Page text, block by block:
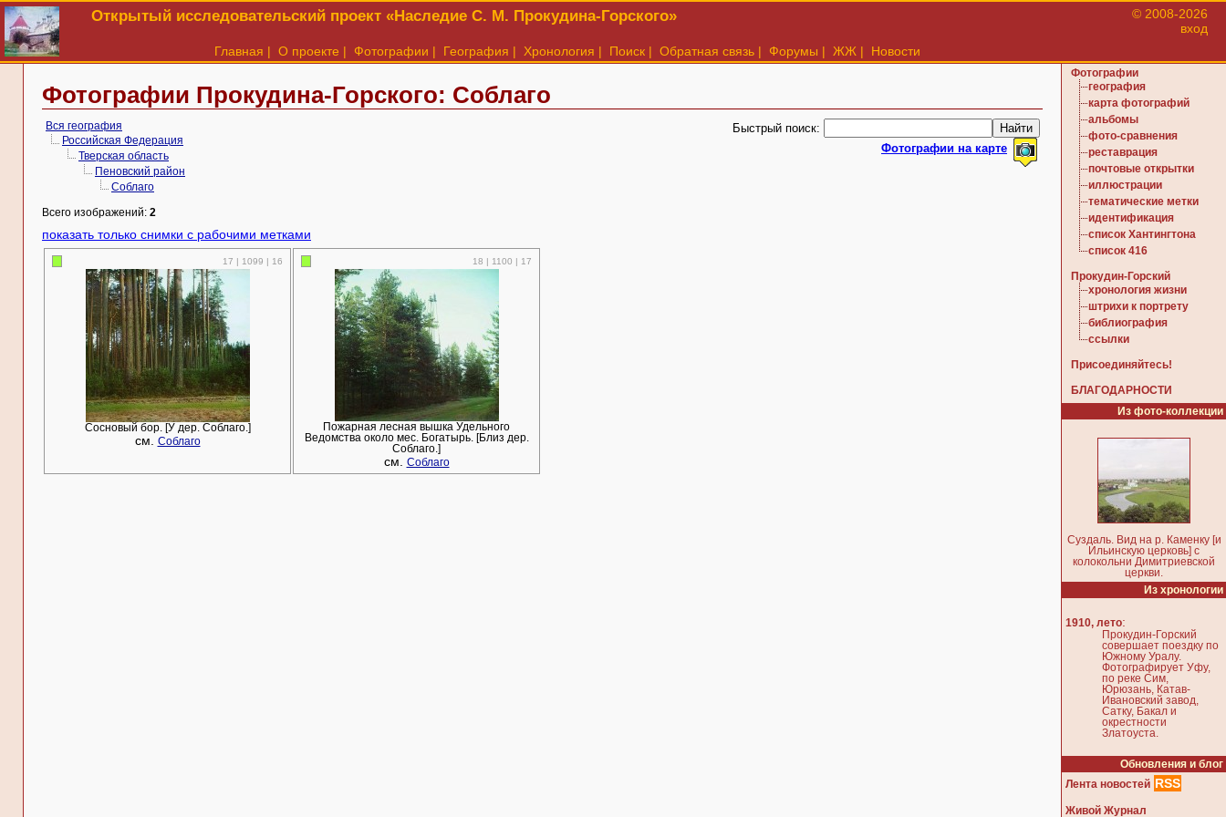
Открытый исследовательский проект «Наследие С. М. Прокудина-Горского»
© 2008-2026
вход
Главная | О проекте | Фотографии | География | Хронология | Поиск | Обратная связь | Форумы | ЖЖ | Новости
Фотографии Прокудина-Горского: Соблаго
Вся география
Российская Федерация
Тверская область
Пеновский район
Соблаго
Быстрый поиск:
Фотографии на карте
Всего изображений: 2
показать только снимки с рабочими метками
17 | 1099 | 16
Сосновый бор. [У дер. Соблаго.]
см. Соблаго
18 | 1100 | 17
Пожарная лесная вышка Удельного
Ведомства около мес. Богатырь. [Близ дер.
Соблаго.]
см. Соблаго
Фотографии
география
карта фотографий
альбомы
фото-сравнения
реставрация
почтовые открытки
иллюстрации
тематические метки
идентификация
список Хантингтона
список 416
Прокудин-Горский
хронология жизни
штрихи к портрету
библиография
ссылки
Присоединяйтесь!
БЛАГОДАРНОСТИ
Из фото-коллекции
Суздаль. Вид на р. Каменку [и
Ильинскую церковь] с
колокольни Димитриевской
церкви.
Из хронологии
1910, лето:
Прокудин-Горский
совершает поездку по
Южному Уралу.
Фотографирует Уфу,
по реке Сим,
Юрюзань, Катав-
Ивановский завод,
Сатку, Бакал и
окрестности
Златоуста.
Обновления и блог
Лента новостей RSS
Живой Журнал